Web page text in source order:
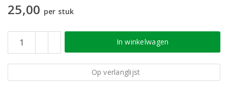
25,00 per stuk
In winkelwagen
Op verlanglijst